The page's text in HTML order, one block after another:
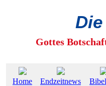
Gottes
Home Endzeitnews